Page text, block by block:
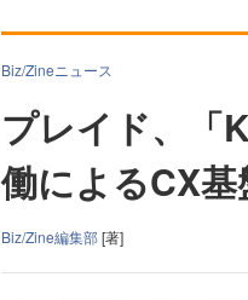
Biz/Zineニュース
プレイド、
働によるCX
Biz/Zine編集部[著]